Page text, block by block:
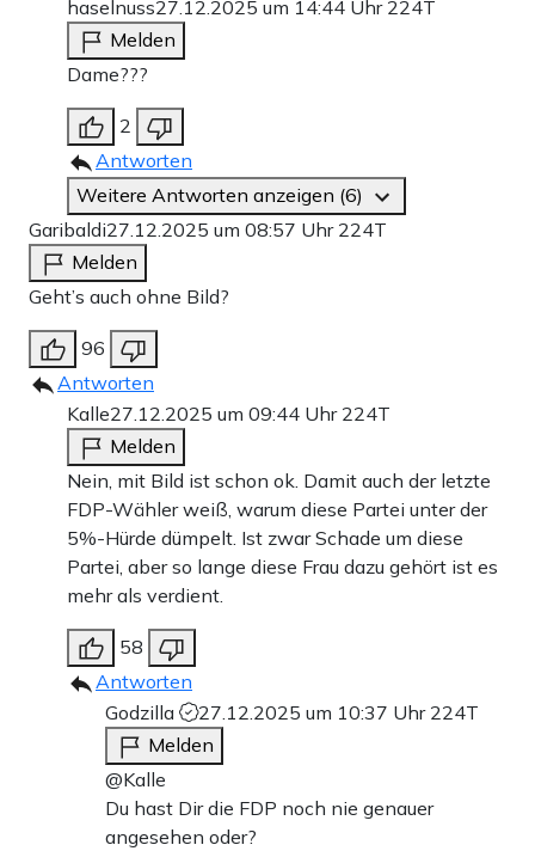
haselnuss27.12.2025 um 14:44 Uhr 224T
Melden
Dame???
2
Antworten
Weitere Antworten anzeigen (6)
Garibaldi27.12.2025 um 08:57 Uhr 224T
Melden
Geht’s auch ohne Bild?
96
Antworten
Kalle27.12.2025 um 09:44 Uhr 224T
Melden
Nein, mit Bild ist schon ok. Damit auch der letzte
FDP-Wähler weiß, warum diese Partei unter der
5%-Hürde dümpelt. Ist zwar Schade um diese
Partei, aber so lange diese Frau dazu gehört ist es
mehr als verdient.
58
Antworten
Godzilla
27.12.2025 um 10:37 Uhr 224T
Melden
@Kalle
Du hast Dir die FDP noch nie genauer
angesehen oder?